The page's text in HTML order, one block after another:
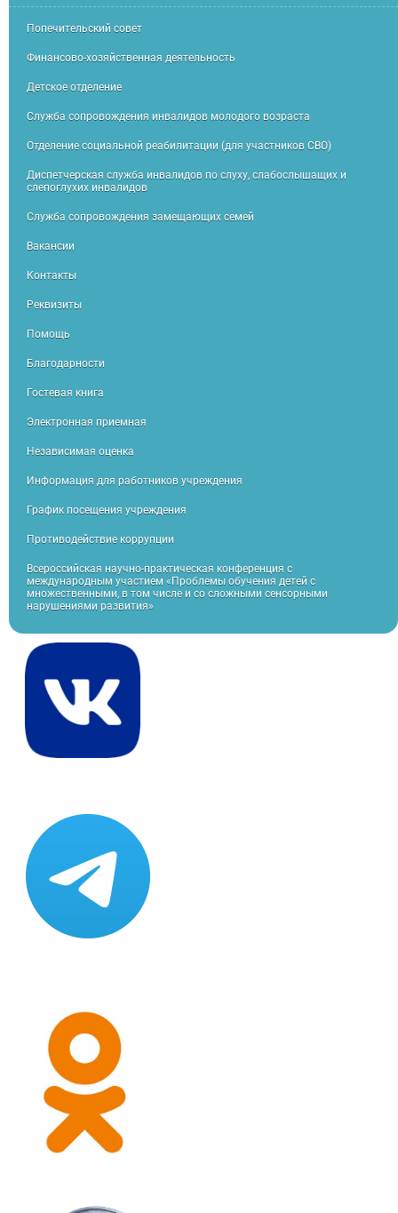
Попечительский совет
Финансово-хозяйственная деятельность
Детское отделение
Служба сопровождения инвалидов молодого возраста
Отделение социальной реабилитации (для участников СВО)
Диспетчерская служба инвалидов по слуху, слабослышащих и
слепоглухих инвалидов
Служба сопровождения замещающих семей
Вакансии
Контакты
Реквизиты
Помощь
Благодарности
Гостевая книга
Электронная приемная
Независимая оценка
Информация для работников учреждения
График посещения учреждения
Противодействие коррупции
Всероссийская научно-практическая конференция с
международным участием «Проблемы обучения детей с
множественными, в том числе и со сложными сенсорными
нарушениями развития»